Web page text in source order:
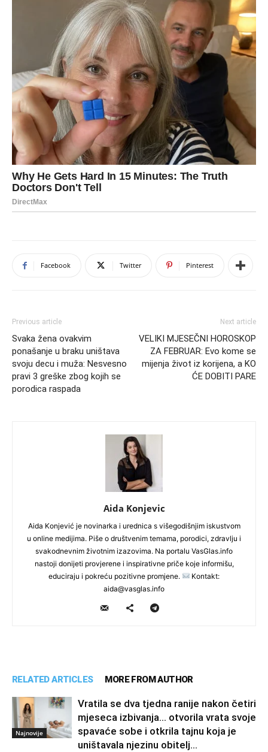
Facebook Twitter Pinterest
Previous article
Svaka žena ovakvim
ponašanje u braku uništava
svoju decu i muža: Nesvesno
pravi 3 greške zbog kojih se
porodica raspada
Next article
VELIKI MJESEČNI HOROSKOP
ZA FEBRUAR: Evo kome se
mijenja život iz korijena, a KO
ĆE DOBITI PARE
Aida Konjevic
Aida Konjević je novinarka i urednica s višegodišnjim iskustvom
u online medijima. Piše o društvenim temama, porodici, zdravlju i
svakodnevnim životnim izazovima. Na portalu VasGlas.info
nastoji donijeti provjerene i inspirativne priče koje informišu,
educiraju i pokreću pozitivne promjene.
Kontakt:
aida@vasglas.info
RELATED ARTICLES MORE FROM AUTHOR
Najnovije
Vratila se dva tjedna ranije nakon četiri
mjeseca izbivanja… otvorila vrata svoje
spavaće sobe i otkrila tajnu koja je
uništavala njezinu obitelj…